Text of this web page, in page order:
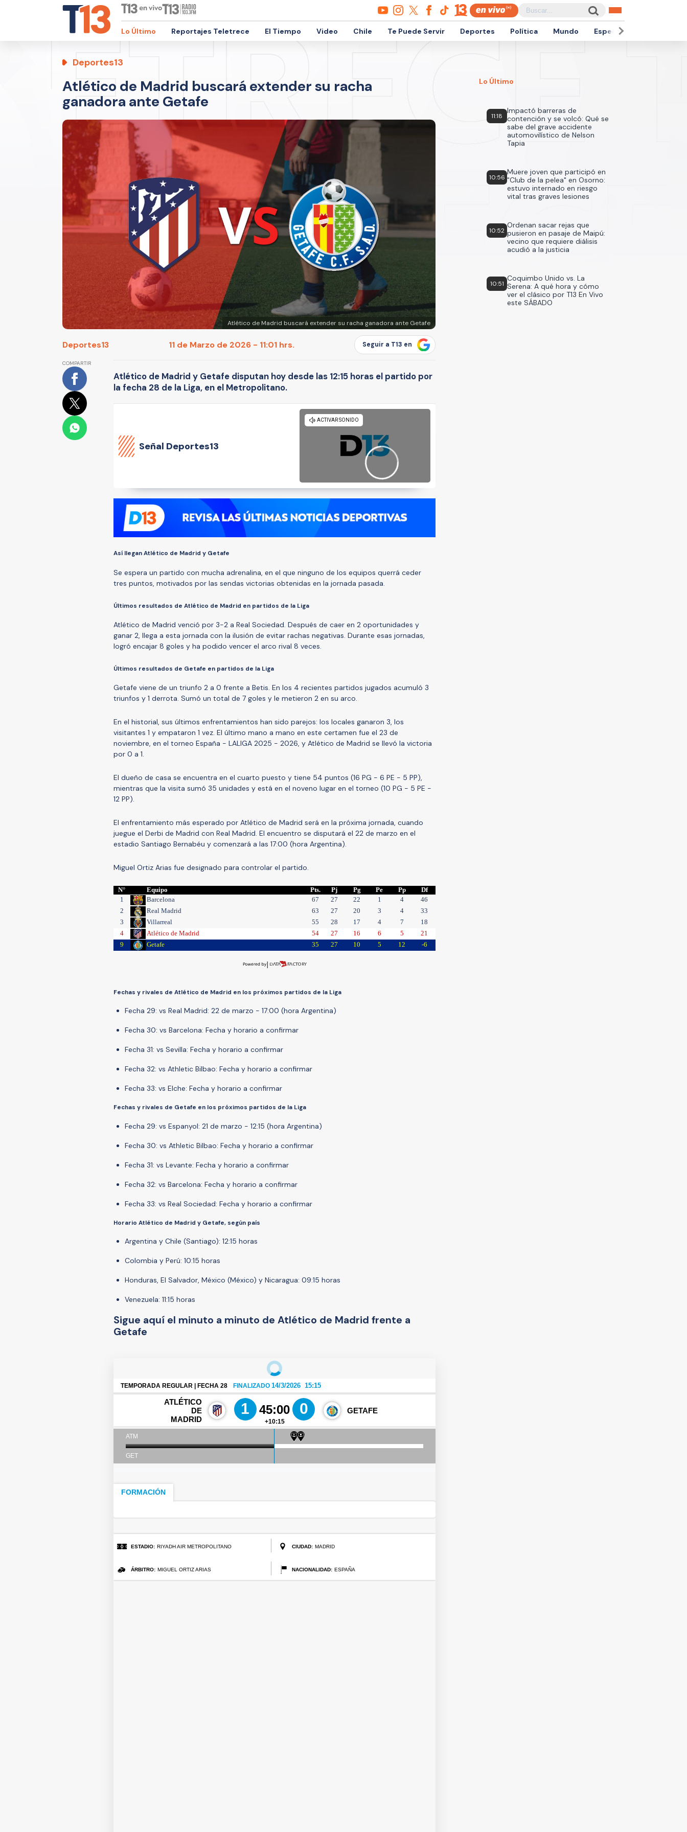
Lo Último Reportajes Teletrece El Tiempo Video Chile Te Puede Servir Deportes Política Mundo Espectáculos
Deportes13
Atlético de Madrid buscará extender su racha
ganadora ante Getafe
Atlético de Madrid buscará extender su racha ganadora ante Getafe
Deportes13 11 de Marzo de 2026 - 11:01 hrs. Seguir a T13 en
COMPARTIR
Atlético de Madrid y Getafe disputan hoy desde las 12:15 horas el partido por
la fecha 28 de la Liga, en el Metropolitano.
Señal Deportes13
Así llegan Atlético de Madrid y Getafe
Se espera un partido con mucha adrenalina, en el que ninguno de los equipos querrá ceder
tres puntos, motivados por las sendas victorias obtenidas en la jornada pasada.
Últimos resultados de Atlético de Madrid en partidos de la Liga
Atlético de Madrid venció por 3-2 a Real Sociedad. Después de caer en 2 oportunidades y
ganar 2, llega a esta jornada con la ilusión de evitar rachas negativas. Durante esas jornadas,
logró encajar 8 goles y ha podido vencer el arco rival 8 veces.
Últimos resultados de Getafe en partidos de la Liga
Getafe viene de un triunfo 2 a 0 frente a Betis. En los 4 recientes partidos jugados acumuló 3
triunfos y 1 derrota. Sumó un total de 7 goles y le metieron 2 en su arco.
En el historial, sus últimos enfrentamientos han sido parejos: los locales ganaron 3, los
visitantes 1 y empataron 1 vez. El último mano a mano en este certamen fue el 23 de
noviembre, en el torneo España - LALIGA 2025 - 2026, y Atlético de Madrid se llevó la victoria
por 0 a 1.
El dueño de casa se encuentra en el cuarto puesto y tiene 54 puntos (16 PG - 6 PE - 5 PP),
mientras que la visita sumó 35 unidades y está en el noveno lugar en el torneo (10 PG - 5 PE -
12 PP).
El enfrentamiento más esperado por Atlético de Madrid será en la próxima jornada, cuando
juegue el Derbi de Madrid con Real Madrid. El encuentro se disputará el 22 de marzo en el
estadio Santiago Bernabéu y comenzará a las 17:00 (hora Argentina).
Miguel Ortiz Arias fue designado para controlar el partido.
N° Equipo Pts. Pj Pg Pe Pp
Df
1
Barcelona 67 27 22 1 4
46
2
Real Madrid 63 27 20 3 4
33
3
Villarreal 55 28 17 4 7
18
4
Atlético de Madrid 54 27 16 6 5
21
9
Getafe 35 27 10 5 12 -6
Fechas y rivales de Atlético de Madrid en los próximos partidos de la Liga
Fecha 29: vs Real Madrid: 22 de marzo - 17:00 (hora Argentina)
Fecha 30: vs Barcelona: Fecha y horario a confirmar
Fecha 31: vs Sevilla: Fecha y horario a confirmar
Fecha 32: vs Athletic Bilbao: Fecha y horario a confirmar
Fecha 33: vs Elche: Fecha y horario a confirmar
Fechas y rivales de Getafe en los próximos partidos de la Liga
Fecha 29: vs Espanyol: 21 de marzo - 12:15 (hora Argentina)
Fecha 30: vs Athletic Bilbao: Fecha y horario a confirmar
Fecha 31: vs Levante: Fecha y horario a confirmar
Fecha 32: vs Barcelona: Fecha y horario a confirmar
Fecha 33: vs Real Sociedad: Fecha y horario a confirmar
Horario Atlético de Madrid y Getafe, según país
Argentina y Chile (Santiago): 12:15 horas
Colombia y Perú: 10:15 horas
Honduras, El Salvador, México (México) y Nicaragua: 09:15 horas
Venezuela: 11:15 horas
Sigue aquí el minuto a minuto de Atlético de Madrid frente a
Getafe
Lo Último
11:18
Impactó barreras de
contención y se volcó: Qué se
sabe del grave accidente
automovilístico de Nelson
Tapia
10:56
Muere joven que participó en
"Club de la pelea" en Osorno:
estuvo internado en riesgo
vital tras graves lesiones
10:52
Ordenan sacar rejas que
pusieron en pasaje de Maipú:
vecino que requiere diálisis
acudió a la justicia
10:51
Coquimbo Unido vs. La
Serena: A qué hora y cómo
ver el clásico por T13 En Vivo
este SÁBADO